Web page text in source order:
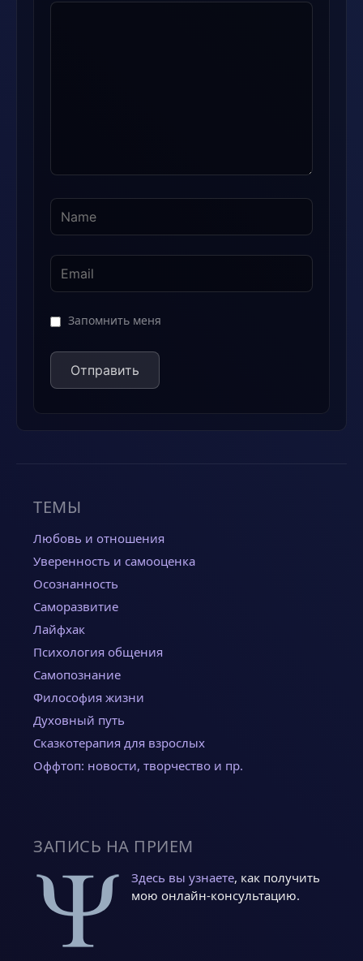
Комментарий
Запомнить меня
ТЕМЫ
Любовь и отношения
Уверенность и самооценка
Осознанность
Саморазвитие
Лайфхак
Психология общения
Самопознание
Философия жизни
Духовный путь
Сказкотерапия для взрослых
Оффтоп: новости, творчество и пр.
ЗАПИСЬ НА ПРИЕМ
Здесь вы узнаете, как получить
мою онлайн-консультацию.